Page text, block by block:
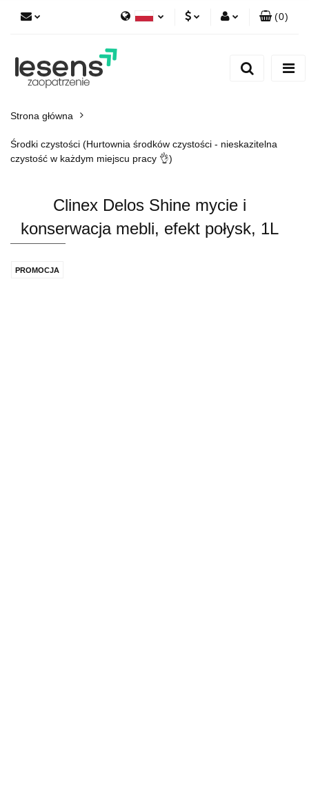
(0)
Strona główna
Środki czystości (Hurtownia środków czystości - nieskazitelna
czystość w każdym miejscu pracy 👌)
Clinex Delos Shine mycie i
konserwacja mebli, efekt połysk, 1L
PROMOCJA